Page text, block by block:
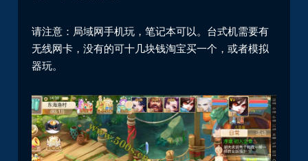
请注意：局域网手机玩，笔记本可以。台式机需要有
无线网卡，没有的可十几块钱淘宝买一个，或者模拟
器玩。